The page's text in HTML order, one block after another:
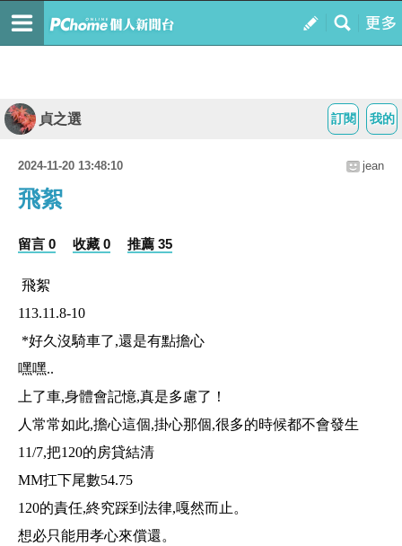
我的
訂閱
貞之選
2024-11-20 13:48:10 jean
飛絮
留言 0 收藏 0 推薦 35
飛絮
113.11.8-10
*好久沒騎車了,還是有點擔心
嘿嘿..
上了車,身體會記憶,真是多慮了！
人常常如此,擔心這個,掛心那個,很多的時候都不會發生
11/7,把120的房貸結清
MM扛下尾數54.75
120的責任,終究踩到法律,嘎然而止。
想必只能用孝心來償還。